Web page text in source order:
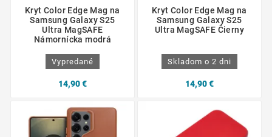
Kryt Color Edge Mag na
Samsung Galaxy S25
Ultra MagSAFE
Námornícka modrá
Vypredané
14,90 €
Kryt Color Edge Mag na
Samsung Galaxy S25
Ultra MagSAFE Čierny
Skladom o 2 dni
14,90 €